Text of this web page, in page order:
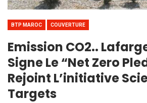
BTP MAROC COUVERTURE
Emission CO2..
Signe Le “Net Zero
Rejoint L’initiative
Targets